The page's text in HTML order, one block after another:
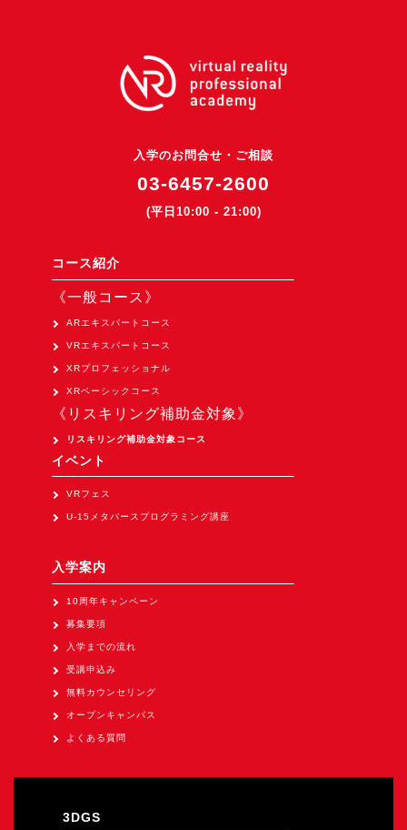
《最新プロダクト》
超体験★販促システム『XR Showcase Hub』2025年4月発売
バーチャルイベントプラットフォーム『MetaLiveStage』2025年
3D空間キャプチャーアプリ『Qoocan』
製造現場を革新する！『XR Worksupport Hub』開発中
>XR Museum『Artlogue』開発中
《企業研修》
Unity研修
HoloLens 2 アプリ開発研修
《研究会》
XRビジネスフォーラム
（1/8～10東京ビッグサイト）に出展。
Tsumiki Community Day 2026
（5/27～28 秋葉原UDX）に出展。
《求人》
入学のお問合せ・ご相談
03-6457-2600
(平日10:00 - 21:00)
コース紹介
《一般コース》
ARエキスパートコース
VRエキスパートコース
XRプロフェッショナル
XRベーシックコース
《リスキリング補助金対象》
リスキリング補助金対象コース
イベント
VRフェス
U-15メタバースプログラミング講座
入学案内
10周年キャンペーン
募集要項
入学までの流れ
受講申込み
無料カウンセリング
オープンキャンパス
よくある質問
3DGS